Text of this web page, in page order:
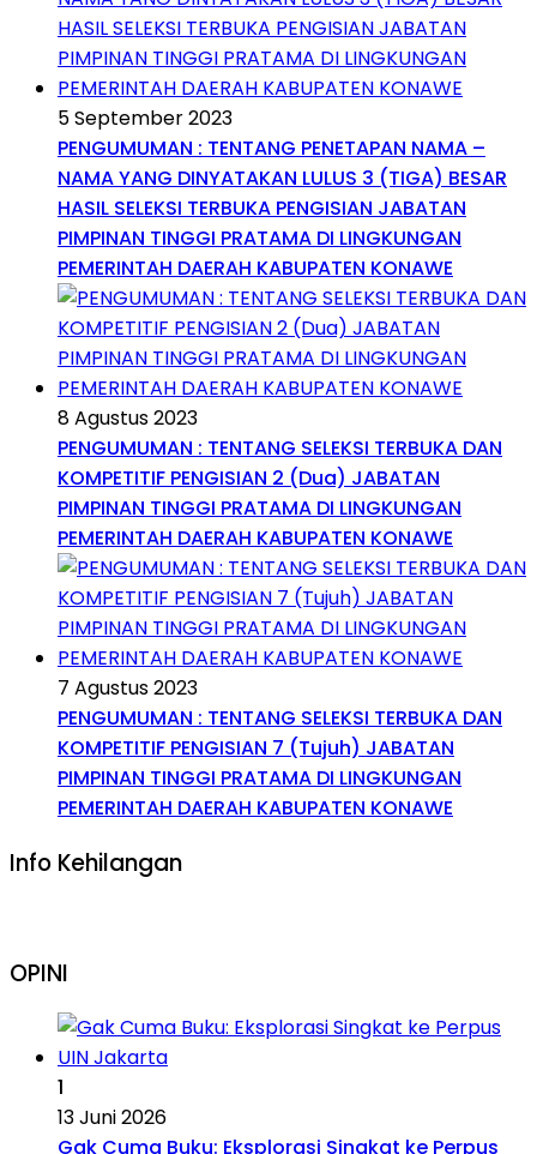
5 September 2023
PENGUMUMAN : TENTANG PENETAPAN NAMA –
NAMA YANG DINYATAKAN LULUS 3 (TIGA) BESAR
HASIL SELEKSI TERBUKA PENGISIAN JABATAN
PIMPINAN TINGGI PRATAMA DI LINGKUNGAN
PEMERINTAH DAERAH KABUPATEN KONAWE
8 Agustus 2023
PENGUMUMAN : TENTANG SELEKSI TERBUKA DAN
KOMPETITIF PENGISIAN 2 (Dua) JABATAN
PIMPINAN TINGGI PRATAMA DI LINGKUNGAN
PEMERINTAH DAERAH KABUPATEN KONAWE
7 Agustus 2023
PENGUMUMAN : TENTANG SELEKSI TERBUKA DAN
KOMPETITIF PENGISIAN 7 (Tujuh) JABATAN
PIMPINAN TINGGI PRATAMA DI LINGKUNGAN
PEMERINTAH DAERAH KABUPATEN KONAWE
Info Kehilangan
OPINI
1
13 Juni 2026
Gak Cuma Buku: Eksplorasi Singkat ke Perpus